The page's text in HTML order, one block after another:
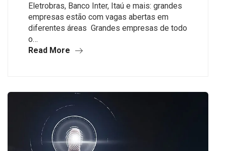
Eletrobras, Banco Inter, Itaú e mais: grandes
empresas estão com vagas abertas em
diferentes áreas Grandes empresas de todo
o…
Read More